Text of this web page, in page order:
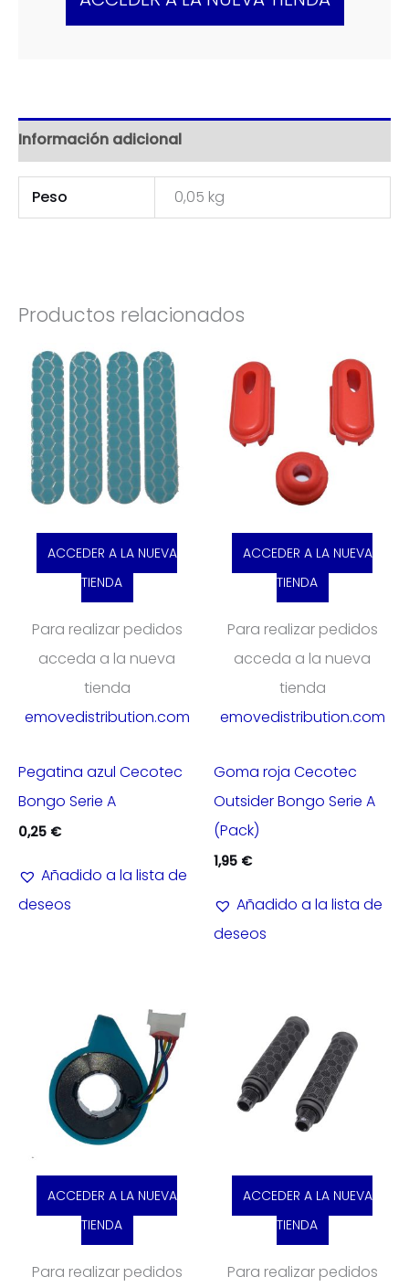
Información adicional
Peso 0,05 kg
Productos relacionados
ACCEDER A LA NUEVA
TIENDA
Para realizar pedidos
acceda a la nueva
tienda
emovedistribution.com
Pegatina azul Cecotec
Bongo Serie A
0,25 €
Añadido a la lista de
deseos
ACCEDER A LA NUEVA
TIENDA
Para realizar pedidos
acceda a la nueva
tienda
emovedistribution.com
Goma roja Cecotec
Outsider Bongo Serie A
(Pack)
1,95 €
Añadido a la lista de
deseos
ACCEDER A LA NUEVA
TIENDA
Para realizar pedidos
ACCEDER A LA NUEVA
TIENDA
Para realizar pedidos